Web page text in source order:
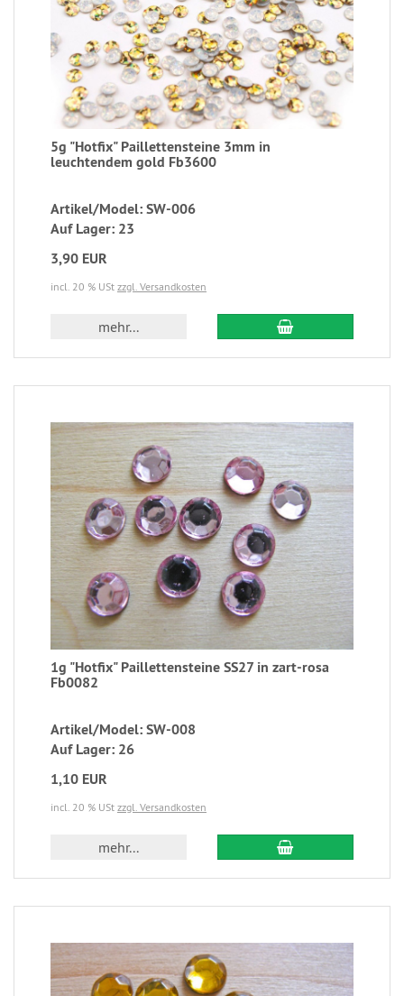
5g "Hotfix" Paillettensteine 3mm in
leuchtendem gold Fb3600
Artikel/Model: SW-006
Auf Lager: 23
3,90 EUR
incl. 20 % USt zzgl. Versandkosten
mehr...
1g "Hotfix" Paillettensteine SS27 in zart-rosa
Fb0082
Artikel/Model: SW-008
Auf Lager: 26
1,10 EUR
incl. 20 % USt zzgl. Versandkosten
mehr...